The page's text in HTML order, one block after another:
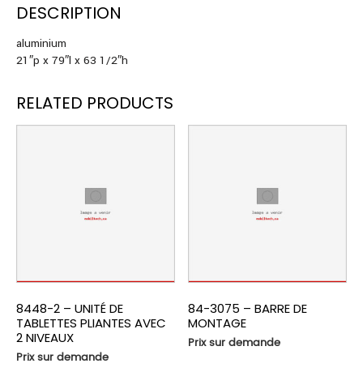
DESCRIPTION
aluminium
21″p x 79″l x 63 1/2″h
RELATED PRODUCTS
8448-2 – UNITÉ DE
TABLETTES PLIANTES AVEC
2 NIVEAUX
Prix sur demande
84-3075 – BARRE DE
MONTAGE
Prix sur demande